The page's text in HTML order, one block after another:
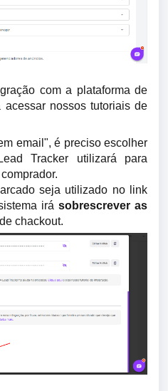
com a plataforma de
nossos tutoriais de
email", é preciso escolher
Tracker utilizará para
seja utilizado no link
irá sobrescrever as
chackout.